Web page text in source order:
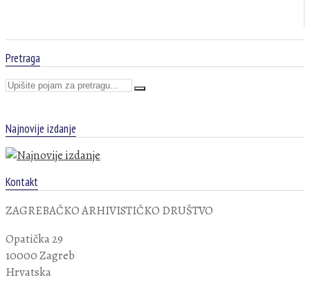
Pretraga
Najnovije izdanje
Kontakt
ZAGREBAČKO ARHIVISTIČKO DRUŠTVO
Opatička 29
10000 Zagreb
Hrvatska